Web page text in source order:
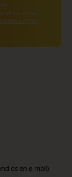
via e-mail.
mere i vores
os en e-mail)